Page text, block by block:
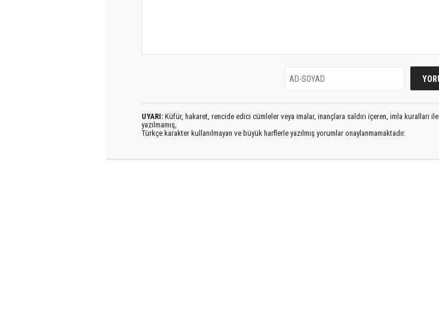
UYARI: Küfür, hakaret, rencide edici cümleler veya imalar, inançlara saldırı içeren, imla kuralları ile
yazılmamış,
Türkçe karakter kullanılmayan ve büyük harflerle yazılmış yorumlar onaylanmamaktadır.